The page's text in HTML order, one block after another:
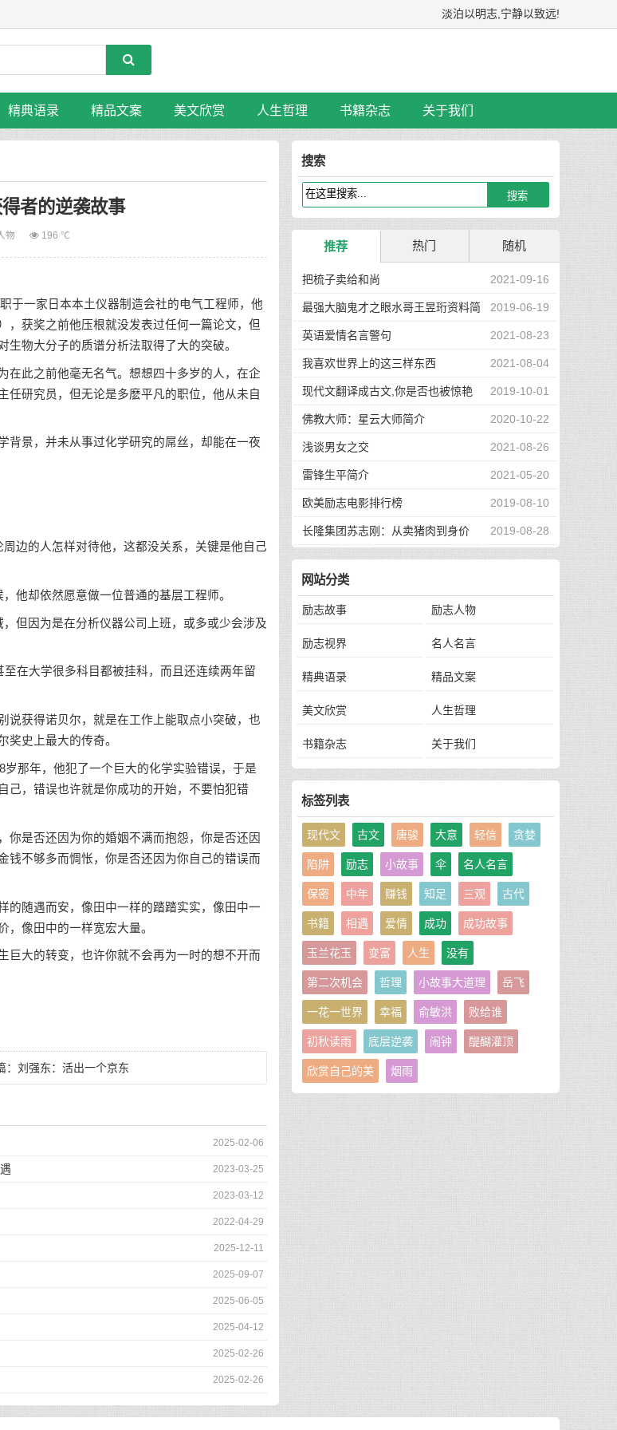
淡泊以明志,宁静以致远!
精典语录 精品文案 美文欣赏 人生哲理 书籍杂志 关于我们
者的逆袭故事
物 196 ℃
一家日本本土仪器制造会社的电气工程师，他
，获奖之前他压根就没发表过任何一篇论文，但
物大分子的质谱分析法取得了大的突破。
此之前他毫无名气。想想四十多岁的人，在企
任研究员，但无论是多麽平凡的职位，他从未自
景，并未从事过化学研究的屌丝，却能在一夜
边的人怎样对待他，这都没关系，关键是他自己
却依然愿意做一位普通的基层工程师。
但因为是在分析仪器公司上班，或多或少会涉及
在大学很多科目都被挂科，而且还连续两年留
获得诺贝尔，就是在工作上能取点小突破，也
奖史上最大的传奇。
那年，他犯了一个巨大的化学实验错误，于是
己，错误也许就是你成功的开始，不要怕犯错
是否还因为你的婚姻不满而抱怨，你是否还因
钱不够多而惆怅，你是否还因为你自己的错误而
随遇而安，像田中一样的踏踏实实，像田中一
像田中的一样宽宏大量。
大的转变，也许你就不会再为一时的想不开而
：刘强东：活出一个京东
2025-02-06
2023-03-25
2023-03-12
2022-04-29
2025-12-11
2025-09-07
2025-06-05
2025-04-12
2025-02-26
2025-02-26
搜索
推荐 热门 随机
2021-09-16
把梳子卖给和尚
2019-06-19
最强大脑鬼才之眼水哥王昱珩资料简
介 2021-08-23
英语爱情名言警句
2021-08-04
我喜欢世界上的这三样东西
2019-10-01
现代文翻译成古文,你是否也被惊艳
到了 2020-10-22
佛教大师：星云大师简介
2021-08-26
浅谈男女之交
2021-05-20
雷锋生平简介
2019-08-10
欧美励志电影排行榜
2019-08-28
长隆集团苏志刚：从卖猪肉到身价
130亿，他的秘诀是？
网站分类
励志故事 励志人物
励志视界 名人名言
精典语录 精品文案
美文欣赏 人生哲理
书籍杂志 关于我们
标签列表
现代文 古文 唐骏 大意 轻信 贪婪
陷阱 励志 小故事 伞 名人名言
保密 中年 赚钱 知足 三观 古代
书籍 相遇 爱情 成功 成功故事
玉兰花玉 变富 人生 没有
第二次机会 哲理 小故事大道理 岳飞
一花一世界 幸福 俞敏洪 败给谁
初秋读雨 底层逆袭 闹钟 醍醐灌顶
欣赏自己的美 烟雨